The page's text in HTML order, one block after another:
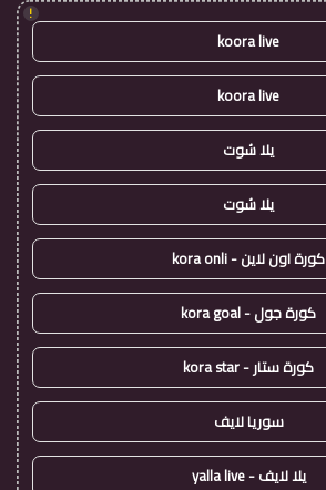
!
koora live
koora live
يلا شوت
يلا شوت
كورة اون لاين - kora onli
كورة جول - kora goal
كورة ستار - kora star
سوريا لايف
يلا لايف - yalla live